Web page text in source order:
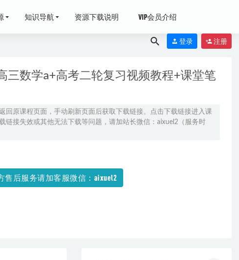
知识导航 资源下载说明 VIP会员介绍
登录 注册
三数学a+高考二轮复习视频教程+课堂笔
回原课程页面，手动刷新页面后获取下载链接。点击下载链接进入课
接失效或其他无法下载等问题，请加站长微信：aixuel2（服务时
售后服务请加客服微信：aixuel2
30